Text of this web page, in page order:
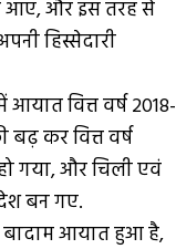
आए, और इस तरह से
हिस्सेदारी
वित्त वर्ष 2018-
कर वित्त वर्ष
गया, और चिली एवं
बन गए.
बादाम आयात हुआ है,